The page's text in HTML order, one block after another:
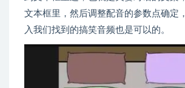
文本框里，然后调整配音的参数点确定
入我们找到的搞笑音频也是可以的。